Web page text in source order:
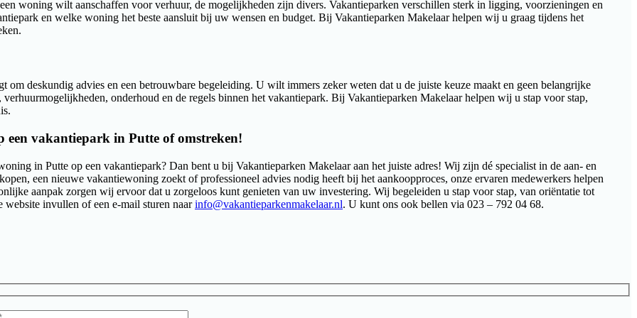
woning wilt aanschaffen voor verhuur, de mogelijkheden zijn divers. Vakantieparken verschillen sterk in ligging, voorzieningen en
en welke woning het beste aansluit bij uw wensen en budget. Bij Vakantieparken Makelaar helpen wij u graag tijdens het
om deskundig advies en een betrouwbare begeleiding. U wilt immers zeker weten dat u de juiste keuze maakt en geen belangrijke
onderhoud en de regels binnen het vakantiepark. Bij Vakantieparken Makelaar helpen wij u stap voor stap,
een vakantiepark in Putte of omstreken!
in Putte op een vakantiepark? Dan bent u bij Vakantieparken Makelaar aan het juiste adres! Wij zijn dé specialist in de aan- en
een nieuwe vakantiewoning zoekt of professioneel advies nodig heeft bij het aankoopproces, onze ervaren medewerkers helpen
aanpak zorgen wij ervoor dat u zorgeloos kunt genieten van uw investering. Wij begeleiden u stap voor stap, van oriëntatie tot
website invullen of een e-mail sturen naarinfo@vakantieparkenmakelaar.nl. U kunt ons ook bellen via 023 – 792 04 68.